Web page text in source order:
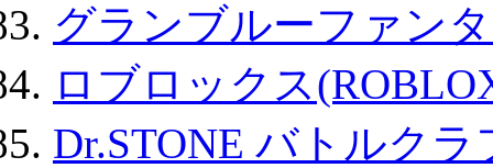
グランブルーファン
ロブロックス
Dr.STONE バトルク